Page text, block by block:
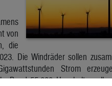
von
die
Die Windräder sollen
Strom
Rund 55.000 Haushalte